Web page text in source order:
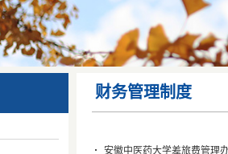
财务管理制度
安徽中医药大学差旅费管理